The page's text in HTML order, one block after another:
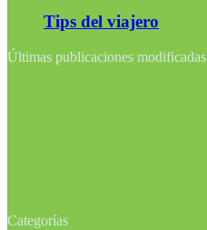
Tips del viajero
Últimas publicaciones modificadas
Categorías